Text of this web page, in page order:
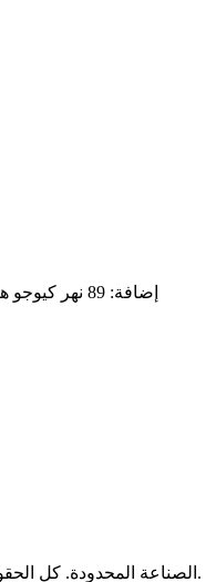
إضافة: 89 نهر كيوجو هنجلي، منطقة بوشان، مدينة زيبو، مقاطعة شاندونغ
حقوق الطبع والنشر © شاندونغ Lutseepump الصناعة المحدودة. كل الحقوق محفوظة.